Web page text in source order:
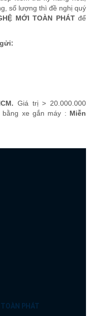
số lượng thì đề nghị quý
MỚI TOÀN PHÁTđể
Giá trị > 20.000.000
xe gắn máy : Miễn
PHÁT